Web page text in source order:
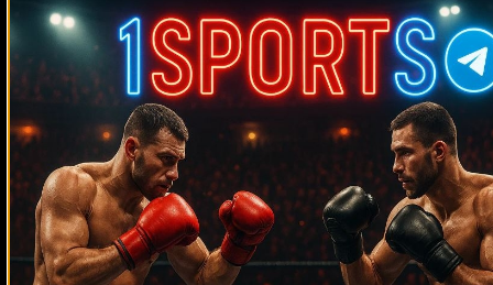
Случайные боксеры
Гай Стэнфорд Кори Джонсон Имон Маджи
Келси Арнолд
Александр Алексеев Хуан Уранго Али Багов
Келвин Гастелум
Лионель Бюарм
Джерсон Равело Муслим Салихов Джон Лоуи
Роберто Уриас
Рубин Уильямс
Джейсон Джексон
Джеральд Вашингтон Хавьер Мора Маркус Макги
Джесси
Мак Фостер Стивен Томпсон Гильермо Ригондо Дик
Уипперман Уинстон Аллен Гарольд Бразье Мухаммед
Али Монте Барретт Рики Берд Джаред Гуден Эммануэль
Родригес Стефан Тессье Рейнальдо Майнас Синклер Бабб
Айк
Ибеабучи Роберт Хокинс Джо Хатчинсон Бобби Хитц
Реджи